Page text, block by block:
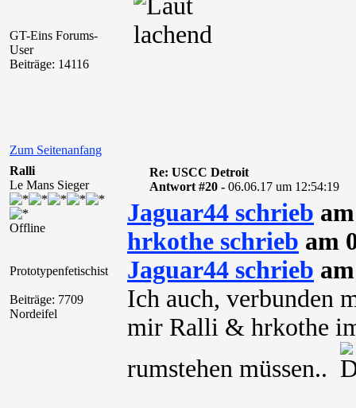
GT-Eins Forums-
User
Beiträge: 14116
Zum Seitenanfang
Ralli
Le Mans Sieger
Offline
Prototypenfetischist
Beiträge: 7709
Nordeifel
Re: USCC Detroit
Antwort #20 - 06.06.17 um 12:54:19
Jaguar44 schrieb
hrkothe schrieb am
Jaguar44 schrieb
Ich auch, verbunden
mir Ralli & hrkothe
rumstehen müssen..